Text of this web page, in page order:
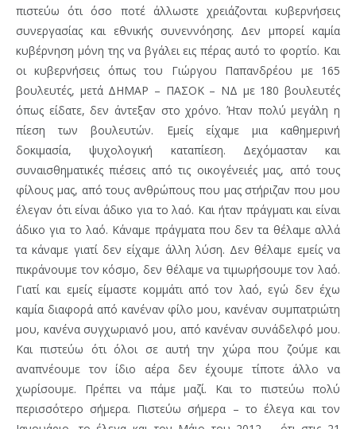
πιστεύω ότι όσο ποτέ άλλωστε χρειάζονται κυβερνήσεις
συνεργασίας και εθνικής συνεννόησης. Δεν μπορεί καμία
κυβέρνηση μόνη της να βγάλει εις πέρας αυτό το φορτίο. Και
οι κυβερνήσεις όπως του Γιώργου Παπανδρέου με 165
βουλευτές, μετά ΔΗΜΑΡ – ΠΑΣΟΚ – ΝΔ με 180 βουλευτές
όπως είδατε, δεν άντεξαν στο χρόνο. Ήταν πολύ μεγάλη η
πίεση των βουλευτών. Εμείς είχαμε μια καθημερινή
δοκιμασία, ψυχολογική καταπίεση. Δεχόμασταν και
συναισθηματικές πιέσεις από τις οικογένειές μας, από τους
φίλους μας, από τους ανθρώπους που μας στήριζαν που μου
έλεγαν ότι είναι άδικο για το λαό. Και ήταν πράγματι και είναι
άδικο για το λαό. Κάναμε πράγματα που δεν τα θέλαμε αλλά
τα κάναμε γιατί δεν είχαμε άλλη λύση. Δεν θέλαμε εμείς να
πικράνουμε τον κόσμο, δεν θέλαμε να τιμωρήσουμε τον λαό.
Γιατί και εμείς είμαστε κομμάτι από τον λαό, εγώ δεν έχω
καμία διαφορά από κανέναν φίλο μου, κανέναν συμπατριώτη
μου, κανένα συγχωριανό μου, από κανέναν συνάδελφό μου.
Και πιστεύω ότι όλοι σε αυτή την χώρα που ζούμε και
αναπνέουμε τον ίδιο αέρα δεν έχουμε τίποτε άλλο να
χωρίσουμε. Πρέπει να πάμε μαζί. Και το πιστεύω πολύ
περισσότερο σήμερα. Πιστεύω σήμερα – το έλεγα και τον